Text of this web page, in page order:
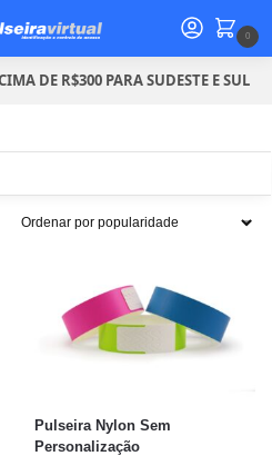
0
DE R$300 PARA SUDESTE E SUL
Pulseira Nylon Sem
Personalização